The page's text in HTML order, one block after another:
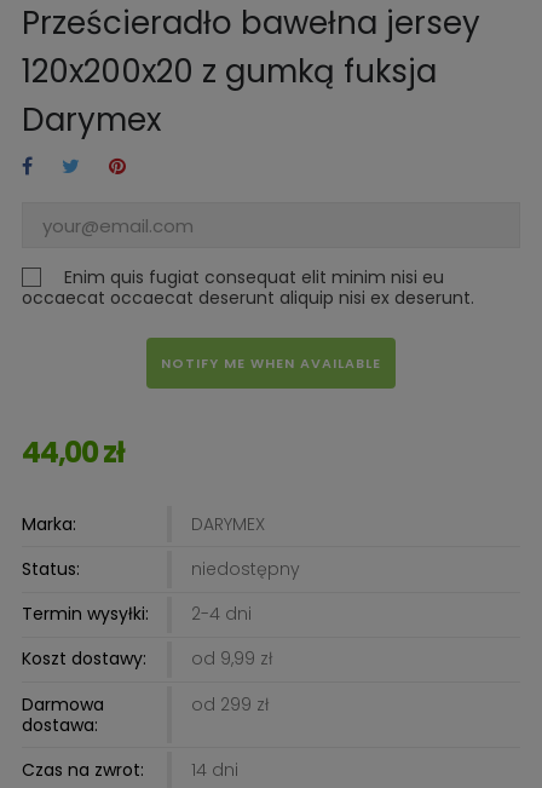
Prześcieradło bawełna jersey
120x200x20 z gumką fuksja
Darymex
Enim quis fugiat consequat elit minim nisi eu
occaecat occaecat deserunt aliquip nisi ex deserunt.
NOTIFY ME WHEN AVAILABLE
44,00 zł
Marka:
DARYMEX
Status:
niedostępny
Termin wysyłki:
2-4 dni
Koszt dostawy:
od 9,99 zł
Darmowa
dostawa:
od 299 zł
Czas na zwrot: 14 dni